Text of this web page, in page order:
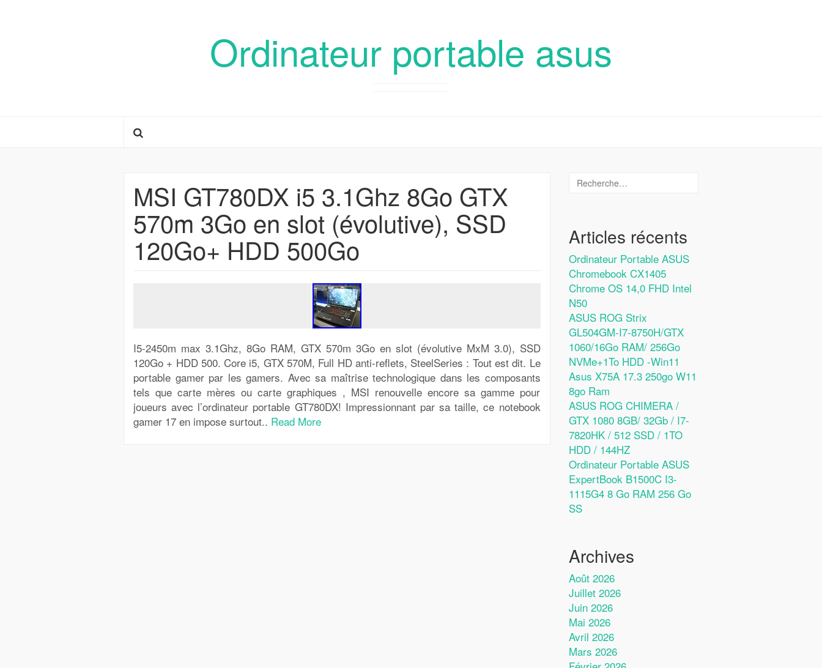
Ordinateur portable asus
MSI GT780DX i5 3.1Ghz 8Go GTX
570m 3Go en slot (évolutive), SSD
120Go+ HDD 500Go
I5-2450m max 3.1Ghz, 8Go RAM, GTX 570m 3Go en slot (évolutive MxM 3.0), SSD
120Go + HDD 500. Core i5, GTX 570M, Full HD anti-reflets, SteelSeries : Tout est dit. Le
portable gamer par les gamers. Avec sa maîtrise technologique dans les composants
tels que carte mères ou carte graphiques , MSI renouvelle encore sa gamme pour
joueurs avec l’ordinateur portable GT780DX! Impressionnant par sa taille, ce notebook
gamer 17 en impose surtout.. Read More
Articles récents
Ordinateur Portable ASUS
Chromebook CX1405
Chrome OS 14,0 FHD Intel
N50
ASUS ROG Strix
GL504GM-I7-8750H/GTX
1060/16Go RAM/ 256Go
NVMe+1To HDD -Win11
Asus X75A 17.3 250go W11
8go Ram
ASUS ROG CHIMERA /
GTX 1080 8GB/ 32Gb / I7-
7820HK / 512 SSD / 1TO
HDD / 144HZ
Ordinateur Portable ASUS
ExpertBook B1500C I3-
1115G4 8 Go RAM 256 Go
SS
Archives
Août 2026
Juillet 2026
Juin 2026
Mai 2026
Avril 2026
Mars 2026